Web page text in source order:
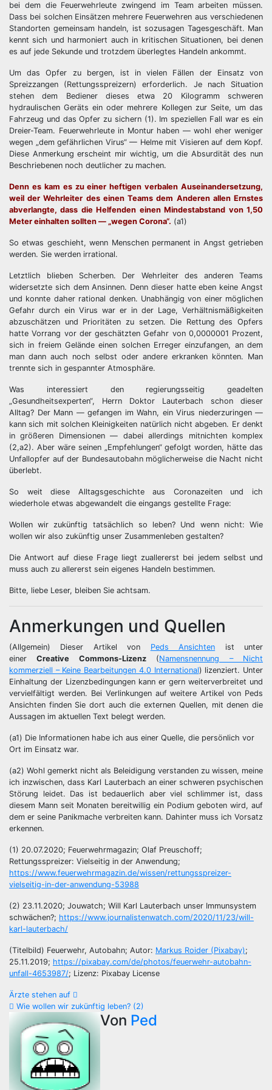
bei dem die Feuerwehrleute zwingend im Team arbeiten müssen.
Dass bei solchen Einsätzen mehrere Feuerwehren aus verschiedenen
Standorten gemeinsam handeln, ist sozusagen Tagesgeschäft. Man
kennt sich und harmoniert auch in kritischen Situationen, bei denen
es auf jede Sekunde und trotzdem überlegtes Handeln ankommt.
Um das Opfer zu bergen, ist in vielen Fällen der Einsatz von
Spreizzangen (Rettungsspreizern) erforderlich. Je nach Situation
stehen dem Bediener dieses etwa 20 Kilogramm schweren
hydraulischen Geräts ein oder mehrere Kollegen zur Seite, um das
Fahrzeug und das Opfer zu sichern (1). Im speziellen Fall war es ein
Dreier-Team. Feuerwehrleute in Montur haben — wohl eher weniger
wegen „dem gefährlichen Virus“ — Helme mit Visieren auf dem Kopf.
Diese Anmerkung erscheint mir wichtig, um die Absurdität des nun
Beschriebenen noch deutlicher zu machen.
Denn es kam es zu einer heftigen verbalen Auseinandersetzung,
weil der Wehrleiter des einen Teams dem Anderen allen Ernstes
abverlangte, dass die Helfenden einen Mindestabstand von 1,50
Meter einhalten sollten — „wegen Corona“. (a1)
So etwas geschieht, wenn Menschen permanent in Angst getrieben
werden. Sie werden irrational.
Letztlich blieben Scherben. Der Wehrleiter des anderen Teams
widersetzte sich dem Ansinnen. Denn dieser hatte eben keine Angst
und konnte daher rational denken. Unabhängig von einer möglichen
Gefahr durch ein Virus war er in der Lage, Verhältnismäßigkeiten
abzuschätzen und Prioritäten zu setzen. Die Rettung des Opfers
hatte Vorrang vor der geschätzten Gefahr von 0,0000001 Prozent,
sich in freiem Gelände einen solchen Erreger einzufangen, an dem
man dann auch noch selbst oder andere erkranken könnten. Man
trennte sich in gespannter Atmosphäre.
Was interessiert den regierungsseitig geadelten
„Gesundheitsexperten“, Herrn Doktor Lauterbach schon dieser
Alltag? Der Mann — gefangen im Wahn, ein Virus niederzuringen —
kann sich mit solchen Kleinigkeiten natürlich nicht abgeben. Er denkt
in größeren Dimensionen — dabei allerdings mitnichten komplex
(2,a2). Aber wäre seinen „Empfehlungen“ gefolgt worden, hätte das
Unfallopfer auf der Bundesautobahn möglicherweise die Nacht nicht
überlebt.
So weit diese Alltagsgeschichte aus Coronazeiten und ich
wiederhole etwas abgewandelt die eingangs gestellte Frage:
Wollen wir zukünftig tatsächlich so leben? Und wenn nicht: Wie
wollen wir also zukünftig unser Zusammenleben gestalten?
Die Antwort auf diese Frage liegt zuallererst bei jedem selbst und
muss auch zu allererst sein eigenes Handeln bestimmen.
Bitte, liebe Leser, bleiben Sie achtsam.
Anmerkungen und Quellen
(Allgemein) Dieser Artikel von Peds Ansichten ist unter
einerCreative Commons-Lizenz(Namensnennung – Nicht
kommerziell – Keine Bearbeitungen 4.0 International) lizenziert. Unter
Einhaltung der Lizenzbedingungen kann er gern weiterverbreitet und
vervielfältigt werden. Bei Verlinkungen auf weitere Artikel von Peds
Ansichten finden Sie dort auch die externen Quellen, mit denen die
Aussagen im aktuellen Text belegt werden.
(a1) Die Informationen habe ich aus einer Quelle, die persönlich vor
Ort im Einsatz war.
(a2) Wohl gemerkt nicht als Beleidigung verstanden zu wissen, meine
ich inzwischen, dass Karl Lauterbach an einer schweren psychischen
Störung leidet. Das ist bedauerlich aber viel schlimmer ist, dass
diesem Mann seit Monaten bereitwillig ein Podium geboten wird, auf
dem er seine Panikmache verbreiten kann. Dahinter muss ich Vorsatz
erkennen.
(1) 20.07.2020; Feuerwehrmagazin; Olaf Preuschoff;
Rettungsspreizer: Vielseitig in der Anwendung;
https://www.feuerwehrmagazin.de/wissen/rettungsspreizer-
vielseitig-in-der-anwendung-53988
(2) 23.11.2020; Jouwatch; Will Karl Lauterbach unser Immunsystem
schwächen?; https://www.journalistenwatch.com/2020/11/23/will-
karl-lauterbach/
(Titelbild) Feuerwehr, Autobahn; Autor: Markus Roider (Pixabay);
25.11.2019; https://pixabay.com/de/photos/feuerwehr-autobahn-
unfall-4653987/; Lizenz: Pixabay License
Beitragsnavigation
Ärzte stehen auf
Wie wollen wir zukünftig leben? (2)
Von Ped